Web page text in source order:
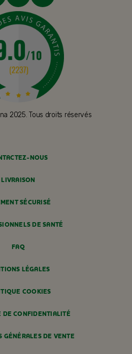
2025. Tous droits réservés
NOUS
LIVRAISON
SÉCURISÉ
DE SANTÉ
FAQ
LÉGALES
COOKIES
DE CONFIDENTIALITÉ
GÉNÉRALES DE VENTE